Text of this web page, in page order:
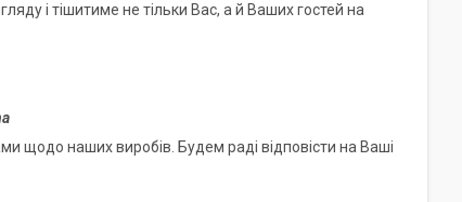
і тішитиме не тільки Вас, а й Ваших гостей на
щодо наших виробів. Будем раді відповісти на Ваші